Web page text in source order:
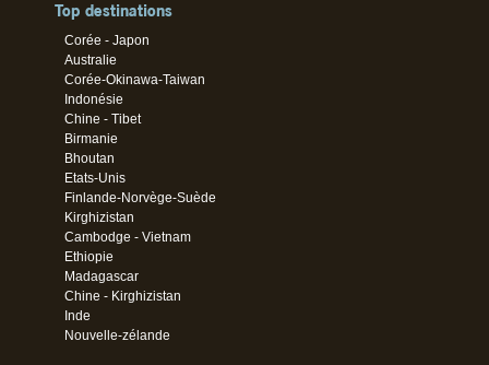
Top destinations
Corée - Japon
Australie
Corée-Okinawa-Taiwan
Indonésie
Chine - Tibet
Birmanie
Bhoutan
Etats-Unis
Finlande-Norvège-Suède
Kirghizistan
Cambodge - Vietnam
Ethiopie
Madagascar
Chine - Kirghizistan
Inde
Nouvelle-zélande